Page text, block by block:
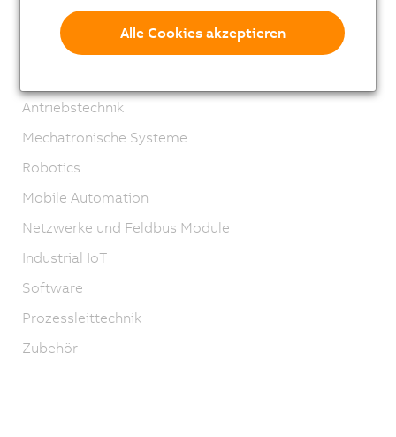
I/O Systeme
Vision Systeme
Antriebstechnik
Mechatronische Systeme
Robotics
Mobile Automation
Netzwerke und Feldbus Module
Industrial IoT
Software
Prozessleittechnik
Zubehör
Alle Cookies akzeptieren